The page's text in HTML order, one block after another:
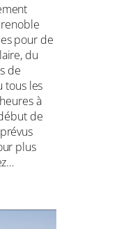
pour de
du
de
tous les
à
de
plus